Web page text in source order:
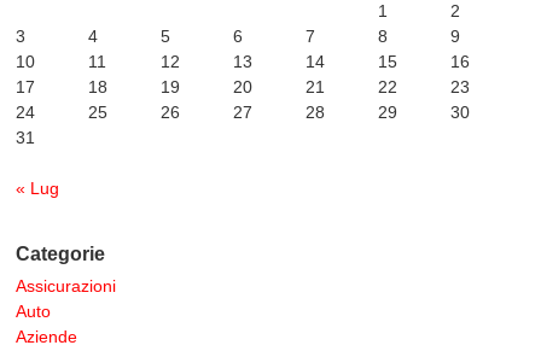
1
2
3
4 5 6 7 8
9
10
11 12 13 14 15
16
17
18 19 20 21 22
23
24
25 26 27 28 29
30
31
« Lug
Categorie
Assicurazioni
Auto
Aziende